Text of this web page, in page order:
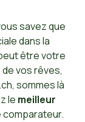
savez que
dans la
être votre
vos rêves,
sommes là
le meilleur